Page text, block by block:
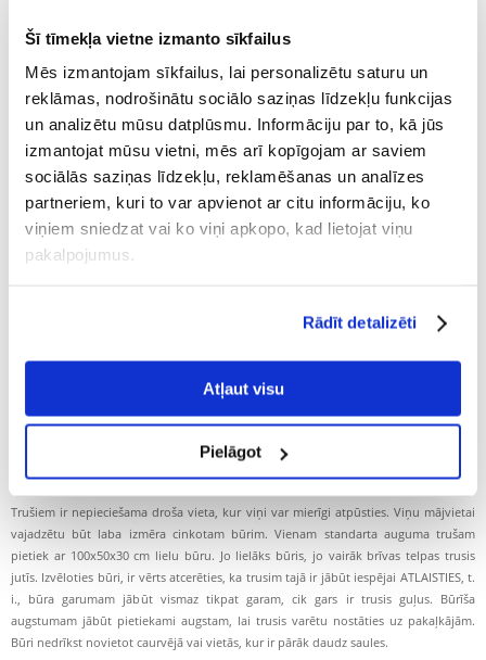
Šī tīmekļa vietne izmanto sīkfailus
Mēs izmantojam sīkfailus, lai personalizētu saturu un
reklāmas, nodrošinātu sociālo saziņas līdzekļu funkcijas
un analizētu mūsu datplūsmu. Informāciju par to, kā jūs
izmantojat mūsu vietni, mēs arī kopīgojam ar saviem
sociālās saziņas līdzekļu, reklamēšanas un analīzes
partneriem, kuri to var apvienot ar citu informāciju, ko
viņiem sniedzat vai ko viņi apkopo, kad lietojat viņu
pakalpojumus.
Rādīt detalizēti
Atļaut visu
Pielāgot
nepārēstos. Mini lopiņš apēd tik daudz, cik viņam dodat, pat
ja tā būtu divu dienu porcija.
Mikomatoze, kalicivīruss, pastereloze un kokcidioze ir
slimības, ar kurām jāsaskaras visiem trušiem. Truši jāvakcinē
saskaņā ar veterinārārsta norādījumiem un tas jādara
regulāri.
To garās un nokarenās ausis var būt problēmu avots, jo tajās
viegli uzkrājas netīrumi un putekļi, un trusis ne vienmēr spēj
precīzi aizsniegt visus padziļinājumus. Pārmērīga ausu
Vidējais Mini Lop trušu dzīves ilgums ir 10 gadi. Pareizi kopjot
un barojot, tie ilgi var priecāties par labu veselību.
Aprūpe un uzturs
Trušiem ir nepieciešama droša vieta, kur viņi var mierīgi atpūsties. Viņu mājvietai
vajadzētu būt laba izmēra cinkotam būrim. Vienam standarta auguma trušam
pietiek ar 100x50x30 cm lielu būru. Jo lielāks būris, jo vairāk brīvas telpas trusis
jutīs. Izvēloties būri, ir vērts atcerēties, ka trusim tajā ir jābūt iespējai ATLAISTIES, t.
i., būra garumam jābūt vismaz tikpat garam, cik gars ir trusis guļus. Būrīša
augstumam jābūt pietiekami augstam, lai trusis varētu nostāties uz pakaļkājām.
Būri nedrīkst novietot caurvējā vai vietās, kur ir pārāk daudz saules.